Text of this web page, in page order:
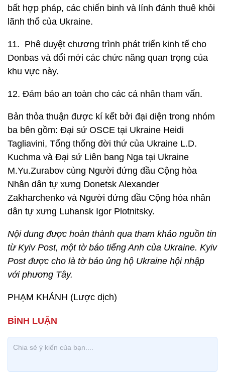
bất hợp pháp, các chiến binh và lính đánh thuê khỏi
lãnh thổ của Ukraine.
11. Phê duyệt chương trình phát triển kinh tế cho
Donbas và đổi mới các chức năng quan trọng của
khu vực này.
12. Đảm bảo an toàn cho các cá nhân tham vấn.
Bản thỏa thuận được kí kết bởi đại diện trong nhóm
ba bên gồm: Đại sứ OSCE tại Ukraine Heidi
Tagliavini, Tổng thống đời thứ của Ukraine L.D.
Kuchma và Đại sứ Liên bang Nga tại Ukraine
M.Yu.Zurabov cùng Người đứng đầu Cộng hòa
Nhân dân tự xưng Donetsk Alexander
Zakharchenko và Người đứng đầu Cộng hòa nhân
dân tự xưng Luhansk Igor Plotnitsky.
Nội dung được hoàn thành qua tham khảo nguồn tin
từ Kyiv Post, một tờ báo tiếng Anh của Ukraine. Kyiv
Post được cho là tờ báo ủng hộ Ukraine hội nhập
với phương Tây.
PHẠM KHÁNH (Lược dịch)